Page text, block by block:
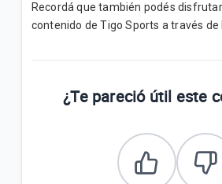
¿Cómo puedo comprar
Homebanking?
que estoy navegado con 3G y 4G
comparar?
Recordá que también podés
contenido de Tigo Sports a través de
¿Te pareció útil este